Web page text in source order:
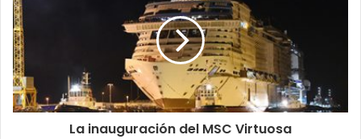
La inauguración del MSC Virtuosa